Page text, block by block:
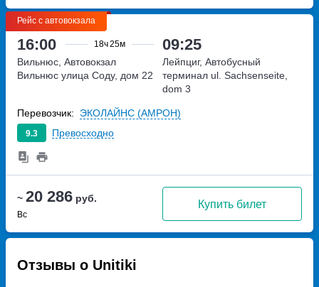
Рейс с автовокзала
16:00 18ч25м 09:25
~ 20 286 руб.
Вс
Купить билет
Вильнюс, Автовокзал
Вильнюс улица Соду, дом 22
Лейпциг, Автобусный
терминал ul. Sachsenseite,
dom 3
9.3 Превосходно
Перевозчик: ЭКОЛАЙНС (АМРОН)
Отзывы о Unitiki